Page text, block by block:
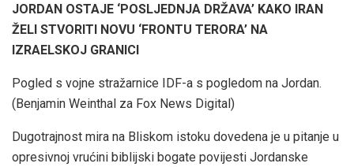
JORDAN OSTAJE ‘POSLJEDNJA DRŽAVA’ KAKO IRAN
ŽELI STVORITI NOVU ‘FRONTU TERORA’ NA
IZRAELSKOJ GRANICI
Pogled s vojne stražarnice IDF-a s pogledom na Jordan.
(Benjamin Weinthal za Fox News Digital)
Dugotrajnost mira na Bliskom istoku dovedena je u pitanje u
opresivnoj vrućini biblijski bogate povijesti Jordanske